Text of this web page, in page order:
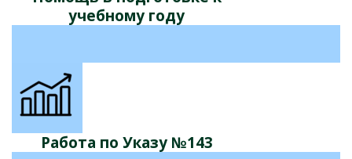
учебному году
Работа по Указу №143